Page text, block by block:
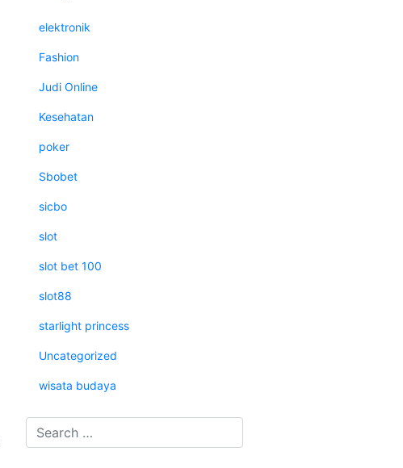
elektronik
Fashion
Judi Online
Kesehatan
poker
Sbobet
sicbo
slot
slot bet 100
slot88
starlight princess
Uncategorized
wisata budaya